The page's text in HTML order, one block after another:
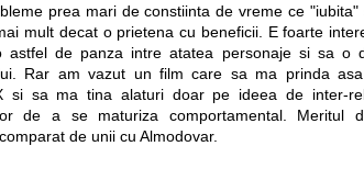
prea mari de constiinta de vreme ce
mult decat o prietena cu beneficii. E foarte
astfel de panza intre atatea personaje si sa o
Rar am vazut un film care sa ma prinda
si sa ma tina alaturi doar pe ideea de inter-
de a se maturiza comportamental. Meritul
de unii cu Almodovar.